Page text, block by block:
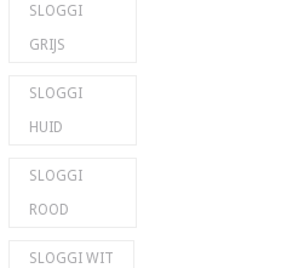
SLOGGI
GRIJS
SLOGGI
HUID
SLOGGI
ROOD
SLOGGI WIT